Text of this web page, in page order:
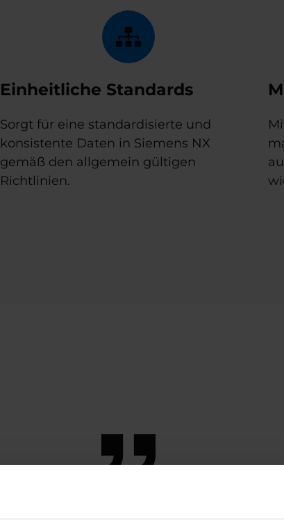
Einheitliche Standards
Sorgt für eine standardisierte und
konsistente Daten in Siemens NX
gemäß den allgemein gültigen
Richtlinien.